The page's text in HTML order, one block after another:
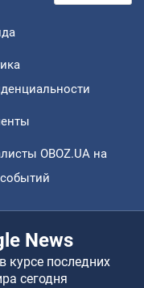
OBOZ.UA на
News
курсе последних
сегодня